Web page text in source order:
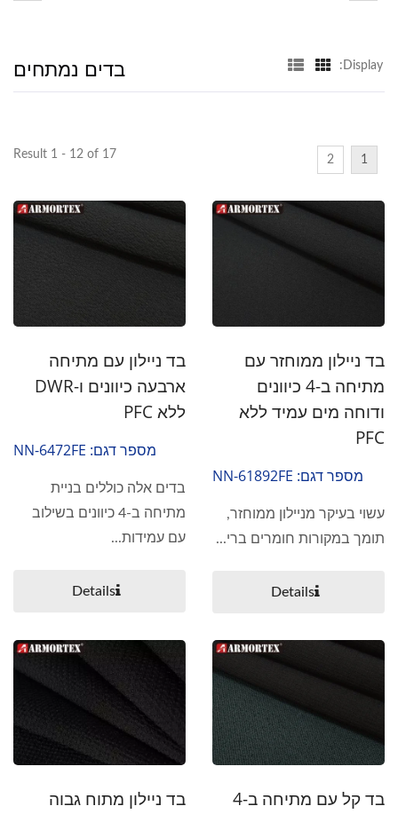
בדים נמתחים Display:
Result 1 - 12 of 17 1
2
בד ניילון ממוחזר עם
מתיחה ב-4 כיוונים
ודוחה מים עמיד ללא
PFC
מספר דגם: NN-61892FE
עשוי בעיקר מניילון ממוחזר,
תומך במקורות חומרים ברי...
Details
בד ניילון עם מתיחה
ארבעה כיוונים ו-DWR
ללא PFC
מספר דגם: NN-6472FE
בדים אלה כוללים בניית
מתיחה ב-4 כיוונים בשילוב
עם עמידות...
Details
בד קל עם מתיחה ב-4
בד ניילון מתוח גבוה